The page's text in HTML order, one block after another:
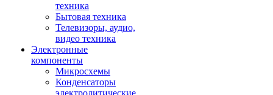
техника
Бытовая техника
Телевизоры, аудио,
видео техника
Электронные
компоненты
Микросхемы
Конденсаторы
электролитические